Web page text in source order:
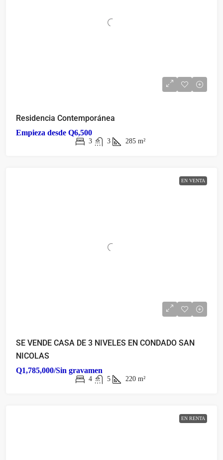
Residencia Contemporánea
Empieza desde Q6,500
3 3 285 m²
EN VENTA
SE VENDE CASA DE 3 NIVELES EN CONDADO SAN
NICOLAS
Q1,785,000/Sin gravamen
4 5 220 m²
EN RENTA